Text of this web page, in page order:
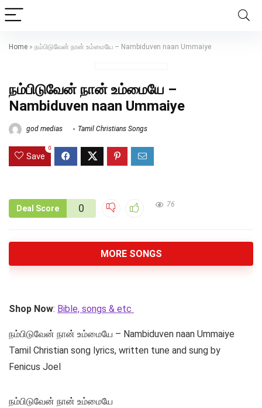
Home » நம்பிடுவேன் நான் உம்மையே – Nambiduven naan Ummaiye
நம்பிடுவேன் நான் உம்மையே –
Nambiduven naan Ummaiye
god medias Tamil Christians Songs
Save
0
Deal Score 0 76
MORE SONGS
Shop Now: Bible, songs & etc
நம்பிடுவேன் நான் உம்மையே – Nambiduven naan Ummaiye
Tamil Christian song lyrics, written tune and sung by
Fenicus Joel
நம்பிடுவேன் நான் உம்மையே